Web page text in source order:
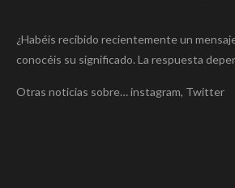
¿Habéis recibido recientemente un
conocéis su significado. La respuesta
Otras noticias sobre… instagram, Twitter